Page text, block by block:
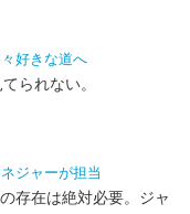
好きな道へ
られない。
ジャーが担当
存在は絶対必要。ジャ